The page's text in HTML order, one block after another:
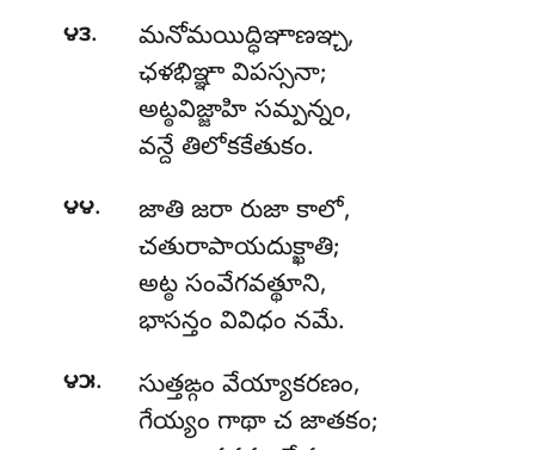
౪౩. మనోమయిద్ధిఞాణఞ్చ,
ఛళభిఞ్ఞా విపస్సనా;
అట్ఠవిజ్జాహి సమ్పన్నం,
వన్దే తిలోకకేతుకం.
౪౪.
జాతి జరా రుజా కాలో,
చతురాపాయదుక్ఖాతి;
అట్ఠ సంవేగవత్థూని,
భాసన్తం వివిధం నమే.
౪౫. సుత్తఙ్గం వేయ్యాకరణం,
గేయ్యం గాథా చ జాతకం;